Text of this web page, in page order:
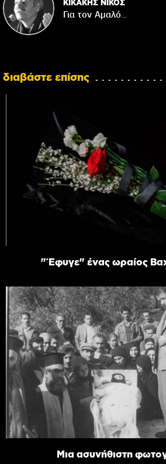
ΚΙΚΑΚΗΣ ΝΙΚΟΣ
Για τον Αμαλό…
διαβάστε επίσης
"Έφυγε" ένας ωραίος
Μια ασυνήθιστη